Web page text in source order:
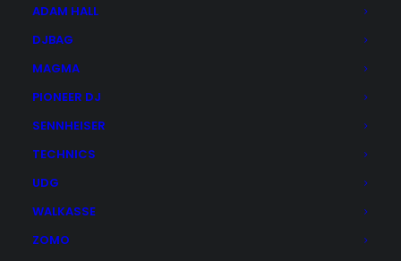
ADAM HALL
DJBAG
MAGMA
PIONEER DJ
SENNHEISER
TECHNICS
UDG
WALKASSE
ZOMO
Dónde estamos